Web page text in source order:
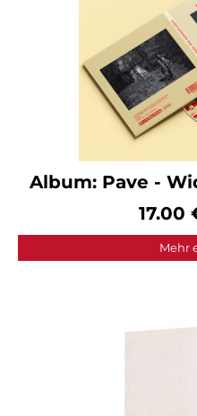
Album: Pave -
17.00
Mehr